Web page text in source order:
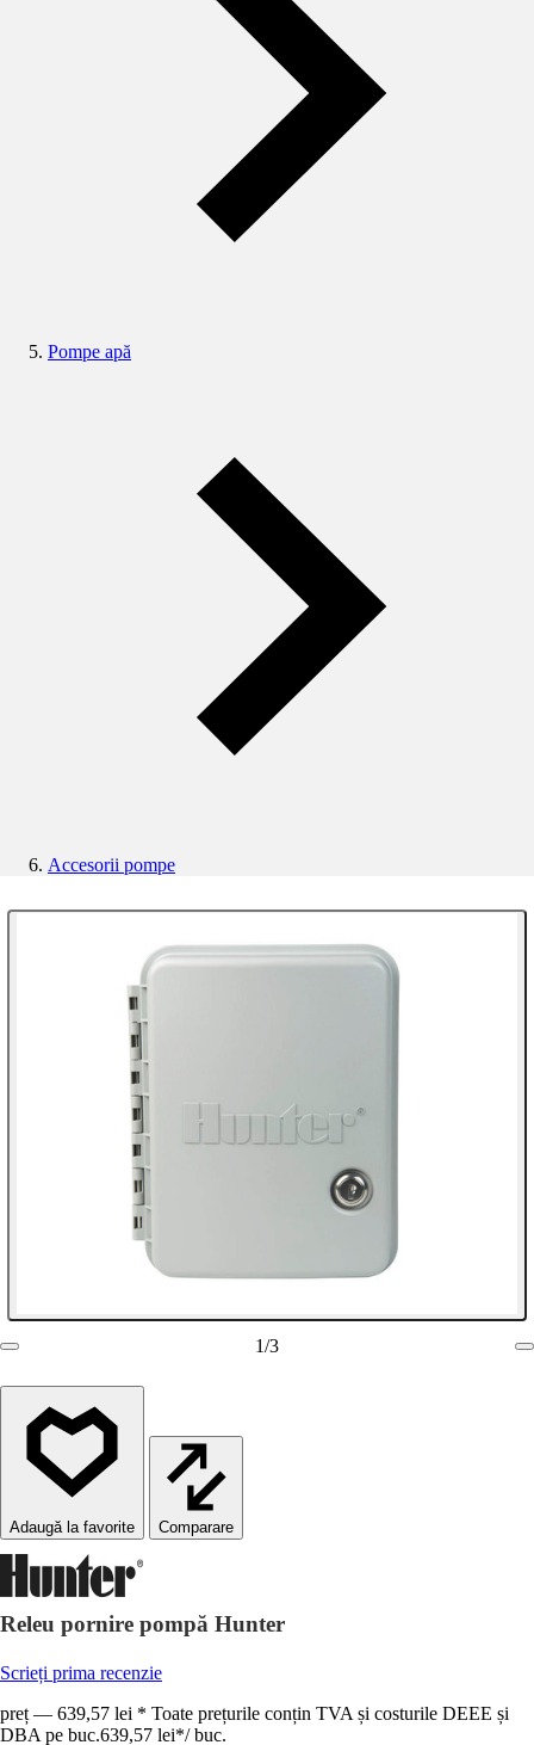
Pompe apă
Accesorii pompe
1/3
Comparare
Releu pornire pompă Hunter
Scrieți prima recenzie
preț — 639,57 lei * Toate prețurile conțin TVA și costurile DEEE și
DBA pe buc.639,57 lei*/ buc.